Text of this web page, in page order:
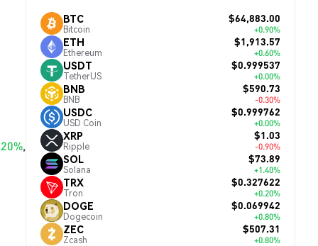
,
BTC
Bitcoin
$64,883.00
+0.90%
ETH
Ethereum
$1,913.57
+0.60%
USDT
TetherUS
$0.999537
+0.00%
BNB
BNB
$590.73
-0.30%
USDC
USD Coin
$0.999762
+0.00%
XRP
Ripple
$1.03
-0.90%
SOL
Solana
$73.89
+1.40%
TRX
Tron
$0.327622
+0.20%
DOGE
Dogecoin
$0.069942
+0.80%
ZEC
Zcash
$507.31
+0.80%